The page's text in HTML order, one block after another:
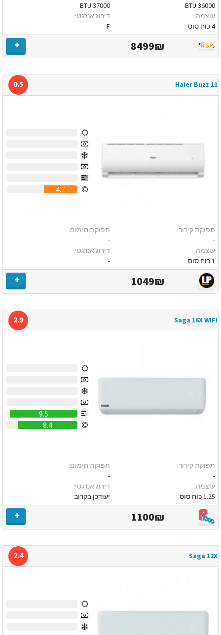
36000 BTU
עוצמה:
4 כוח סוס
37000 BTU
דירוג אנרגטי:
F
8499₪
Haier Buzz 11
0.5
4.7
תפוקת קירור:
-
עוצמה:
1 כוח סוס
תפוקת חימום:
-
דירוג אנרגטי:
-
1049₪
Saga 16X WIFI
2.9
9.5
8.4
תפוקת קירור:
-
עוצמה:
1.25 כוח סוס
תפוקת חימום:
-
דירוג אנרגטי:
יעודכן בקרוב
1100₪
Saga 12X
2.4